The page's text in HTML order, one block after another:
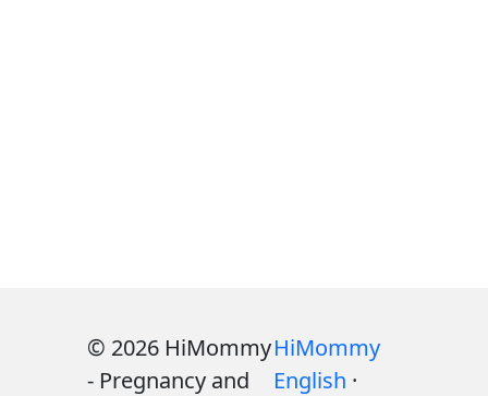
© 2026 HiMommy
- Pregnancy and
HiMommy
English ·